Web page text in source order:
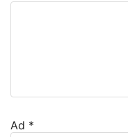
Ad *